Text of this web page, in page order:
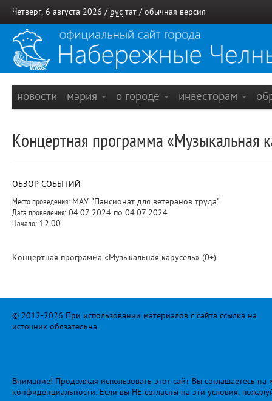
Четверг, 6 августа 2026 / рус тат / обычная версия
новости мэрия о городе инвесторам
Концертная программа «Музыкальная
ОБЗОР СОБЫТИЙ
Место проведения: МАУ "Пансионат для ветеранов труда"
Дата проведения: 04.07.2024 по 04.07.2024
Начало: 12.00
Концертная программа «Музыкальная карусель» (0+)
© 2012-2026 При использовании материалов с сайта ссылка на
источник обязательна.
Внимание! Продолжая использовать этот сайт Вы соглашаетесь
конфиденциальности. Если вы НЕ согласны на эти условия,